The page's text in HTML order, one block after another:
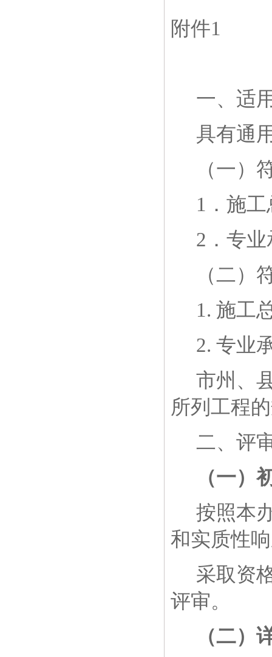
附件1
一、适
具有通
（一）
1 ．施
2 ．专
（二）
1. 施工
2. 专业
市州、
所列工程
二、 评
（一）
按照本
和实质性
采取资
评审。
（二）